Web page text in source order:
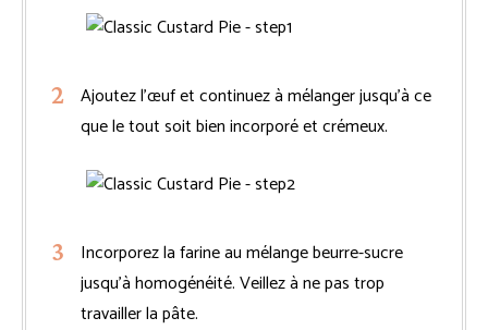
Ajoutez l’œuf et continuez à mélanger jusqu’à ce
que le tout soit bien incorporé et crémeux.
Incorporez la farine au mélange beurre-sucre
jusqu’à homogénéité. Veillez à ne pas trop
travailler la pâte.